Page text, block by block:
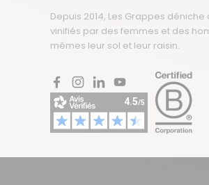
Depuis 2014, Les Grappes
vinifiés par des femmes et des
mêmes leur sol et leur raisin.
Facebook
Instagram
LinkedInYouTube